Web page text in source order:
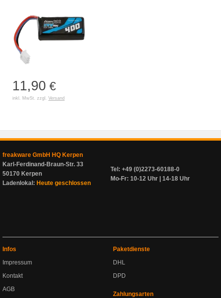
11,90 €
inkl. MwSt. zzgl. Versand
freakware GmbH HQ Kerpen
Karl-Ferdinand-Braun-Str. 33
50170 Kerpen
Ladenlokal: Heute geschlossen
Tel: +49 (0)2273-60188-0
Mo-Fr: 10-12 Uhr | 14-18 Uhr
Infos
Impressum
Kontakt
AGB
Paketdienste
DHL
DPD
Zahlungsarten